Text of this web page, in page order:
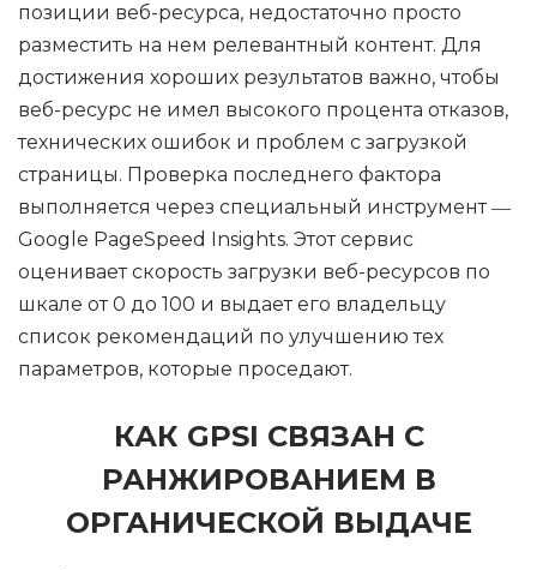
позиции веб-ресурса, недостаточно просто
разместить на нем релевантный контент. Для
достижения хороших результатов важно, чтобы
веб-ресурс не имел высокого процента отказов,
технических ошибок и проблем с загрузкой
страницы. Проверка последнего фактора
выполняется через специальный инструмент ―
Google PageSpeed Insights. Этот сервис
оценивает скорость загрузки веб-ресурсов по
шкале от 0 до 100 и выдает его владельцу
список рекомендаций по улучшению тех
параметров, которые проседают.
КАК GPSI СВЯЗАН С
РАНЖИРОВАНИЕМ В
ОРГАНИЧЕСКОЙ ВЫДАЧЕ